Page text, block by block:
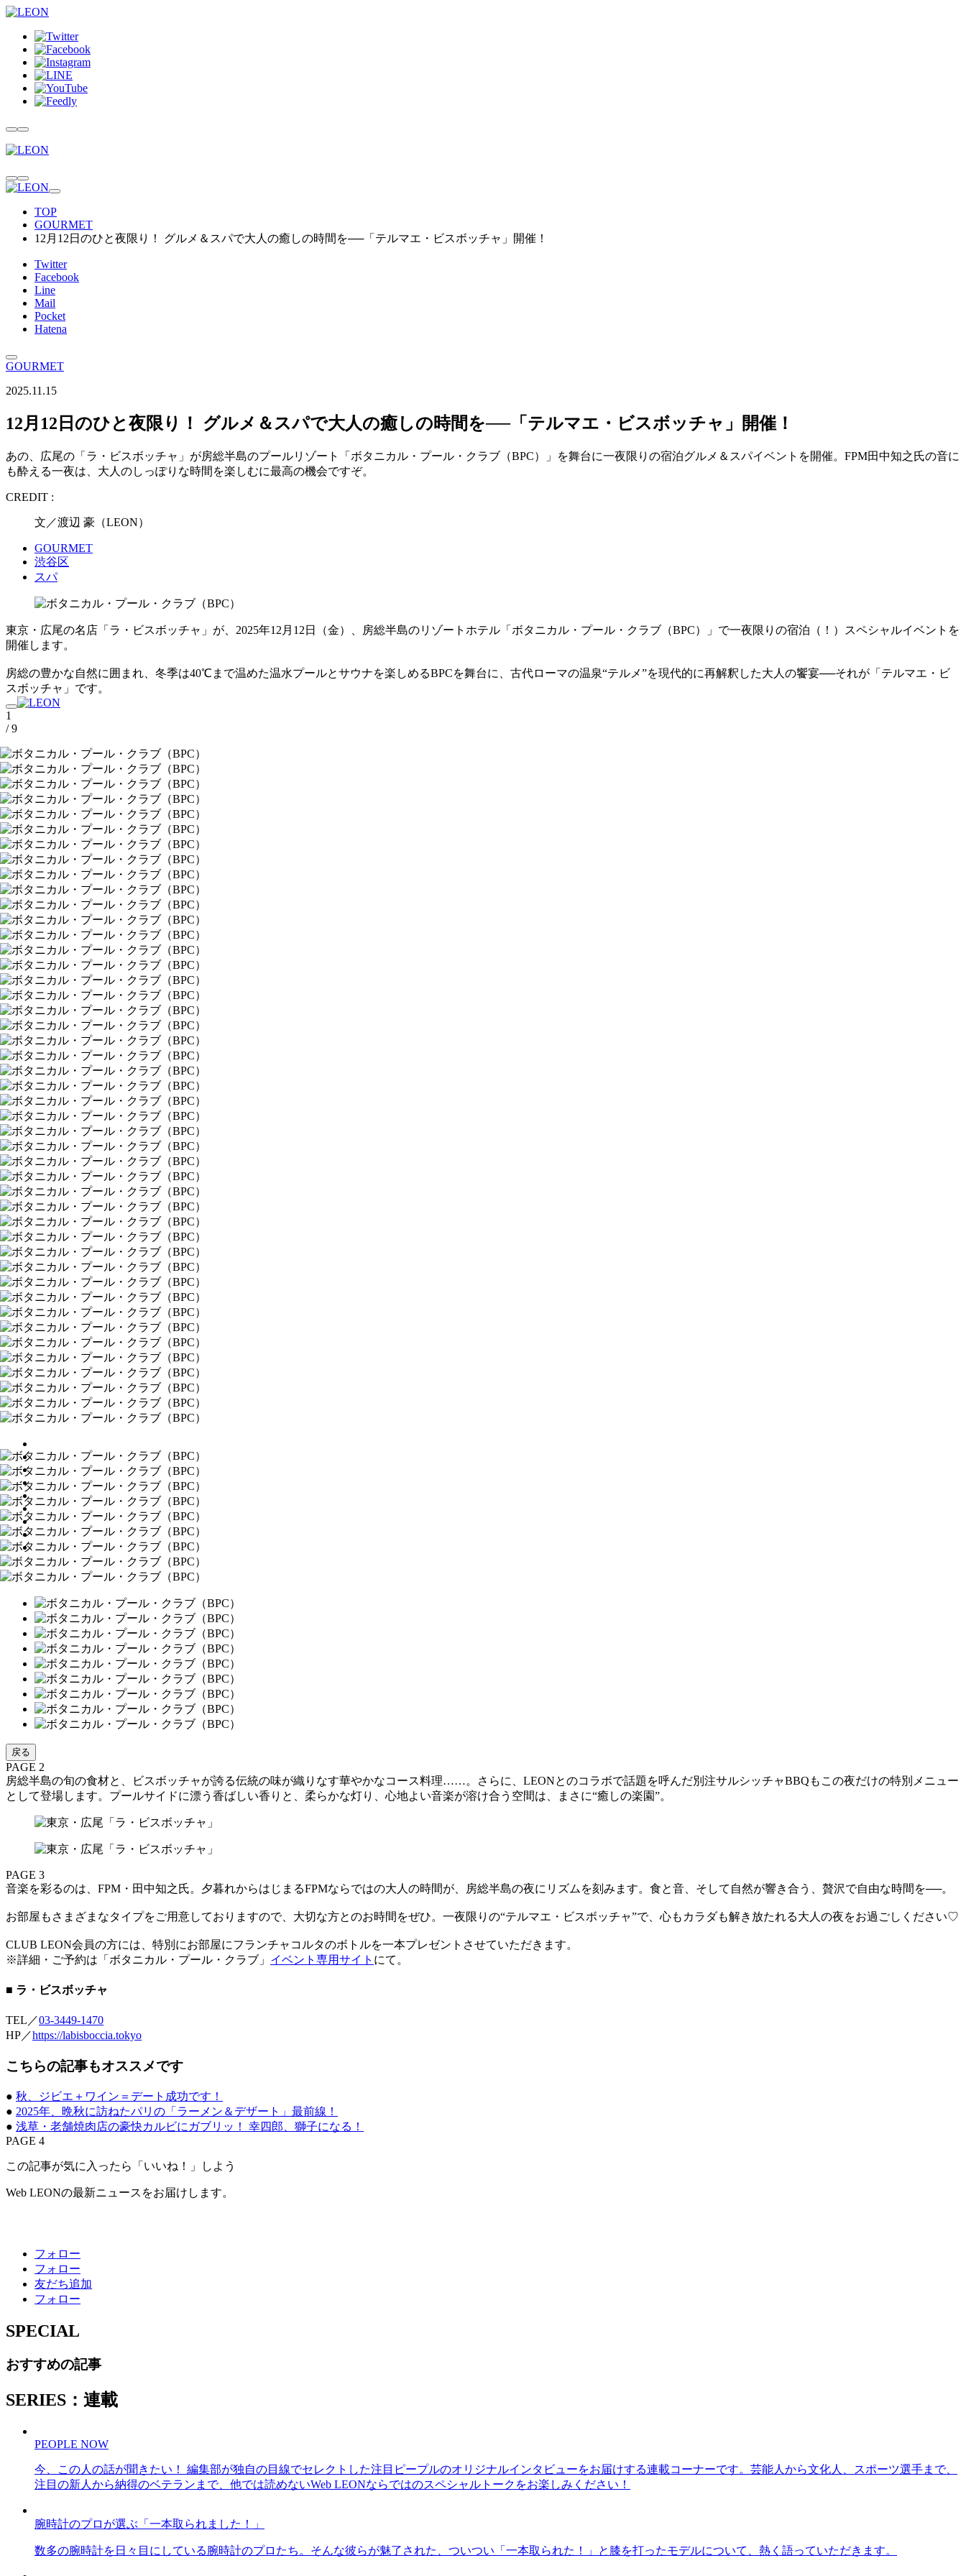
TOP
GOURMET
12月12日のひと夜限り！ グルメ＆スパで大人の癒しの時間を──「テルマエ・ビスボッチャ」開催！
Twitter
Facebook
Line
Mail
Pocket
Hatena
GOURMET
2025.11.15
12月12日のひと夜限り！ グルメ＆スパで大人の癒しの時間を──「テルマエ・ビスボッチャ」開催！
あの、広尾の「ラ・ビスボッチャ」が房総半島のプールリゾート「ボタニカル・プール・クラブ（BPC）」を舞台に一夜限りの宿泊グルメ＆スパイベントを開催。FPM田中知之氏の音に
も酔える一夜は、大人のしっぽりな時間を楽しむに最高の機会ですぞ。
CREDIT :
文／渡辺 豪（LEON）
GOURMET
渋谷区
スパ
東京・広尾の名店「ラ・ビスボッチャ」が、2025年12月12日（金）、房総半島のリゾートホテル「ボタニカル・プール・クラブ（BPC）」で一夜限りの宿泊（！）スペシャルイベントを
開催します。
房総の豊かな自然に囲まれ、冬季は40℃まで温めた温水プールとサウナを楽しめるBPCを舞台に、古代ローマの温泉“テルメ”を現代的に再解釈した大人の饗宴──それが「テルマエ・ビ
スボッチャ」です。
1
/ 9
戻る
PAGE 2
房総半島の旬の食材と、ビスボッチャが誇る伝統の味が織りなす華やかなコース料理……。さらに、LEONとのコラボで話題を呼んだ別注サルシッチャBBQもこの夜だけの特別メニュー
として登場します。プールサイドに漂う香ばしい香りと、柔らかな灯り、心地よい音楽が溶け合う空間は、まさに“癒しの楽園”。
PAGE 3
音楽を彩るのは、FPM・田中知之氏。夕暮れからはじまるFPMならではの大人の時間が、房総半島の夜にリズムを刻みます。食と音、そして自然が響き合う、贅沢で自由な時間を──。
お部屋もさまざまなタイプをご用意しておりますので、大切な方とのお時間をぜひ。一夜限りの“テルマエ・ビスボッチャ”で、心もカラダも解き放たれる大人の夜をお過ごしください♡
CLUB LEON会員の方には、特別にお部屋にフランチャコルタのボトルを一本プレゼントさせていただきます。
※詳細・ご予約は「ボタニカル・プール・クラブ」 イベント専用サイト にて。
■ ラ・ビスボッチャ
TEL／03-3449-1470
HP／https://labisboccia.tokyo
こちらの記事もオススメです
● 秋、ジビエ＋ワイン＝デート成功です！
● 2025年、晩秋に訪ねたパリの「ラーメン＆デザート」最前線！
● 浅草・老舗焼肉店の豪快カルビにガブリッ！ 幸四郎、獅子になる！
PAGE 4
この記事が気に入ったら「いいね！」しよう
Web LEONの最新ニュースをお届けします。
フォロー
フォロー
友だち追加
フォロー
SPECIAL
おすすめの記事
SERIES：連載
PEOPLE NOW
今、この人の話が聞きたい！ 編集部が独自の目線でセレクトした注目ピープルのオリジナルインタビューをお届けする連載コーナーです。芸能人から文化人、スポーツ選手まで、
注目の新人から納得のベテランまで、他では読めないWeb LEONならではのスペシャルトークをお楽しみください！
腕時計のプロが選ぶ「一本取られました！」
数多の腕時計を日々目にしている腕時計のプロたち。そんな彼らが魅了された、ついつい「一本取られた！」と膝を打ったモデルについて、熱く語っていただきます。